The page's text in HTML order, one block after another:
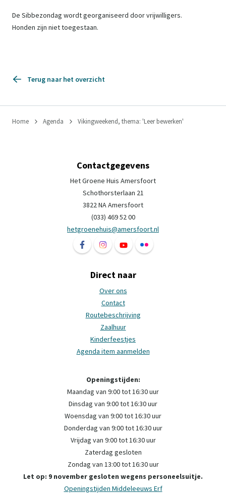
De Sibbezondag wordt georganiseerd door vrijwilligers.
Honden zijn niet toegestaan.
Terug naar het overzicht
Home Agenda Vikingweekend, thema: 'Leer bewerken'
Contactgegevens
Het Groene Huis Amersfoort
Schothorsterlaan 21
3822 NA Amersfoort
(033) 469 52 00
hetgroenehuis@amersfoort.nl
Volg ons op Facebook Het Groene Huis
Volg ons op Instagram Het Groene
Volg ons op YouTube Het
Volg ons op Flickr Het
Direct naar
Over ons
Contact
Routebeschrijving
Zaalhuur
Kinderfeestjes
Agenda item aanmelden
Openingstijden:
Maandag van 9:00 tot 16:30 uur
Dinsdag van 9:00 tot 16:30 uur
Woensdag van 9:00 tot 16:30 uur
Donderdag van 9:00 tot 16:30 uur
Vrijdag van 9:00 tot 16:30 uur
Zaterdag gesloten
Zondag van 13:00 tot 16:30 uur
Let op: 9 november gesloten wegens personeelsuitje.
Openingstijden Middeleeuws Erf